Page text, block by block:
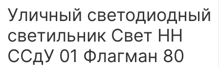
Уличный светодиодный
светильник Свет НН
ССдУ 01 Флагман 80